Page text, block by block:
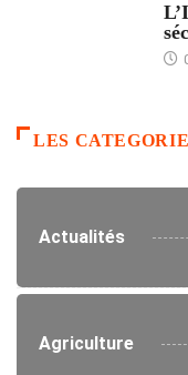
LES
Actualités
Agriculture